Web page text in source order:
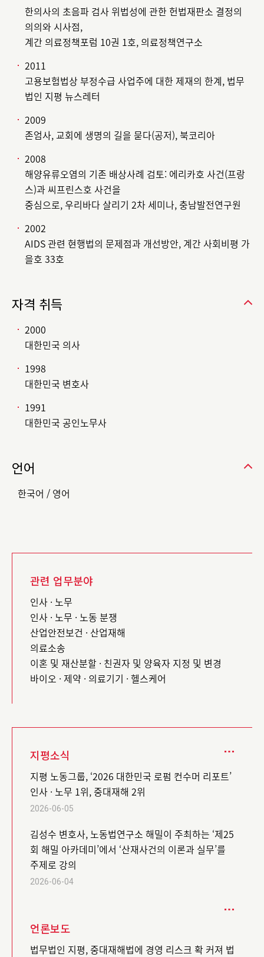
한의사의 초음파 검사 위법성에 관한 헌법재판소 결정의
의의와 시사점,
계간 의료정책포럼 10권 1호, 의료정책연구소
2011
고용보험법상 부정수급 사업주에 대한 제재의 한계, 법무
법인 지평 뉴스레터
2009
존엄사, 교회에 생명의 길을 묻다(공저), 북코리아
2008
해양유류오염의 기존 배상사례 검토: 에리카호 사건(프랑
스)과 씨프린스호 사건을
중심으로, 우리바다 살리기 2차 세미나, 충남발전연구원
2002
AIDS 관련 현행법의 문제점과 개선방안, 계간 사회비평 가
을호 33호
자격 취득
2000
대한민국 의사
1998
대한민국 변호사
1991
대한민국 공인노무사
언어
한국어 / 영어
관련 업무분야
인사 · 노무
인사 · 노무 · 노동 분쟁
산업안전보건 · 산업재해
의료소송
이혼 및 재산분할 · 친권자 및 양육자 지정 및 변경
바이오 · 제약 · 의료기기 · 헬스케어
지평소식
지평 노동그룹, ‘2026 대한민국 로펌 컨수머 리포트’
인사 · 노무 1위, 중대재해 2위
2026-06-05
김성수 변호사, 노동법연구소 해밀이 주최하는 ‘제25
회 해밀 아카데미’에서 ‘산재사건의 이론과 실무’를
주제로 강의
2026-06-04
언론보도
법무법인 지평, 중대재해법에 경영 리스크 확 커져 법